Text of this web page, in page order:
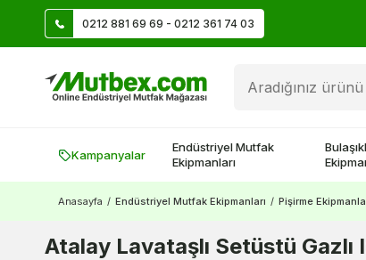
0212 881 69 69 - 0212 361 74 03Üye Ol İlk Siparişte 500 TL Kazan!
Kampanyalar
Endüstriyel Mutfak
Ekipmanları
Anasayfa / Endüstriyel Mutfak Ekipmanları / Pişirme
Atalay Lavataşlı Setüstü